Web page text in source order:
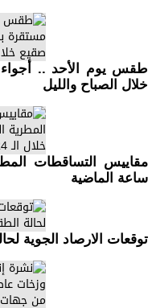
طقس يوم الأحد .. أجواء
خلال الصباح والليل
ساعة الماضية
توقعات الارصاد الجوية